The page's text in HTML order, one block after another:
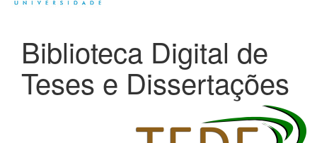
Biblioteca Digital de
Teses e Dissertações